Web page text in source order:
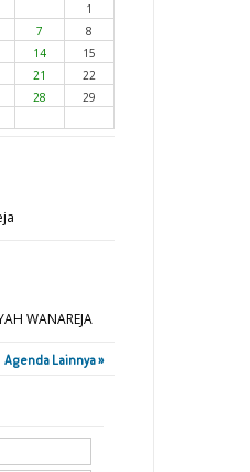
1
7 8
14
15
21
22
28
29
WANAREJA
Agenda Lainnya »